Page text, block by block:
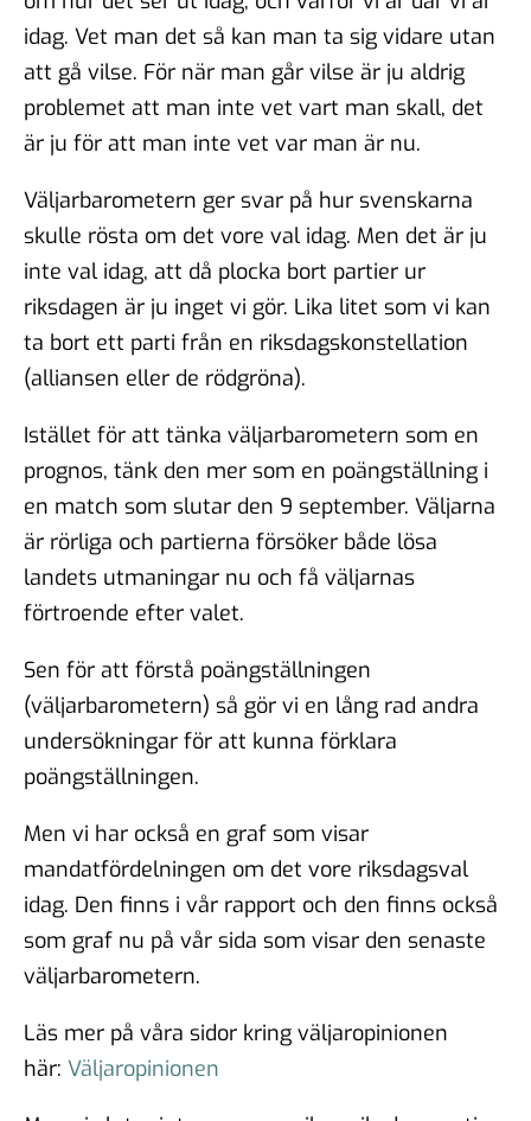
idag. Vet man det så kan man ta sig vidare utan
att gå vilse. För när man går vilse är ju aldrig
problemet att man inte vet vart man skall, det
är ju för att man inte vet var man är nu.
Väljarbarometern ger svar på hur svenskarna
skulle rösta om det vore val idag. Men det är ju
inte val idag, att då plocka bort partier ur
riksdagen är ju inget vi gör. Lika litet som vi kan
ta bort ett parti från en riksdagskonstellation
(alliansen eller de rödgröna).
Istället för att tänka väljarbarometern som en
prognos, tänk den mer som en poängställning i
en match som slutar den 9 september. Väljarna
är rörliga och partierna försöker både lösa
landets utmaningar nu och få väljarnas
förtroende efter valet.
Sen för att förstå poängställningen
(väljarbarometern) så gör vi en lång rad andra
undersökningar för att kunna förklara
poängställningen.
Men vi har också en graf som visar
mandatfördelningen om det vore riksdagsval
idag. Den finns i vår rapport och den finns också
som graf nu på vår sida som visar den senaste
väljarbarometern.
Läs mer på våra sidor kring väljaropinionen
här: Väljaropinionen